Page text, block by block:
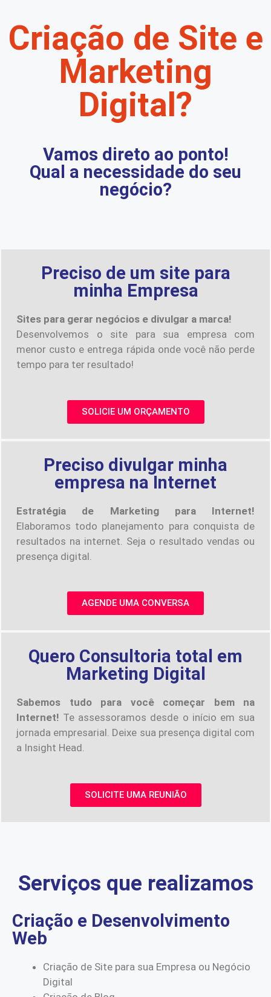
Criação de Site e
Marketing
Digital?
Vamos direto ao ponto!
Qual a necessidade do seu
negócio?
Preciso de um site para
minha Empresa
Sites para gerar negócios e divulgar a marca!
Desenvolvemos o site para sua empresa com
menor custo e entrega rápida onde você não perde
tempo para ter resultado!
SOLICIE UM ORÇAMENTO
Preciso divulgar minha
empresa na Internet
Estratégia de Marketing para Internet!
Elaboramos todo planejamento para conquista de
resultados na internet. Seja o resultado vendas ou
presença digital.
AGENDE UMA CONVERSA
Quero Consultoria total em
Marketing Digital
Sabemos tudo para você começar bem na
Internet! Te assessoramos desde o início em sua
jornada empresarial. Deixe sua presença digital com
a Insight Head.
SOLICITE UMA REUNIÃO
Serviços que realizamos
Criação e Desenvolvimento
Web
Criação de Site para sua Empresa ou Negócio
Digital